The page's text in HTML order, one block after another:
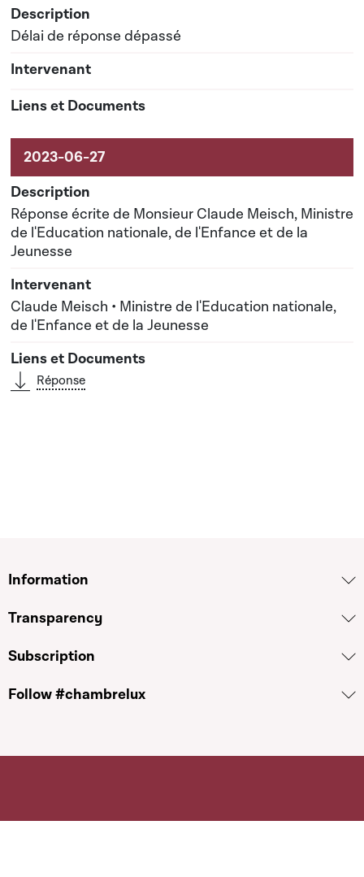
Délai de réponse dépassé
Réponse écrite de Monsieur Claude Meisch, Ministre
de l'Education nationale, de l'Enfance et de la
Jeunesse
Claude Meisch • Ministre de l'Education nationale,
de l'Enfance et de la Jeunesse
Réponse
Information
Transparency
Subscription
Follow #chambrelux